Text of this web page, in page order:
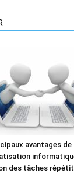
avantages de
des tâches